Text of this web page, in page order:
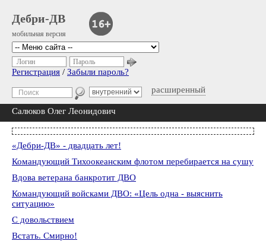
Дебри-ДВ
мобильная версия
расширенный
Логин Пароль
Регистрация / Забыли пароль?
Салюков Олег Леонидович
«Дебри-ДВ» - двадцать лет!
Командующий Тихоокеанским флотом перебирается на сушу
Вдова ветерана банкротит ДВО
Командующий войсками ДВО: «Цель одна - выяснить
ситуацию»
С довольствием
Встать. Смирно!